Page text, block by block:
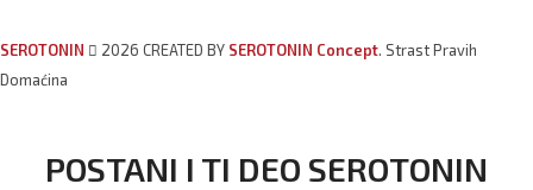
SEROTONIN 2026 CREATED BY SEROTONIN Concept. Strast Pravih
Domaćina
POSTANI I TI DEO SEROTONIN